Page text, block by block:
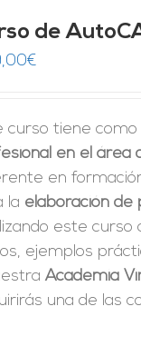
de
€
curso tiene
en el área
en
la elaboración de
este
ejemplos
Academia
una de las